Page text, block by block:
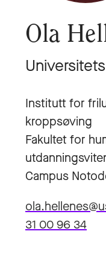
Ola
Institutt for
kroppsøving
Fakultet for
Campus
31 00 96 34